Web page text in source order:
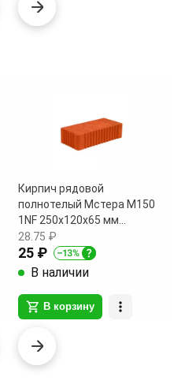
Кирпич рядовой
полнотелый Мстера М150
1NF 250х120х65 мм
поштучно
28.75 ₽
25 ₽
В наличии
В корзину